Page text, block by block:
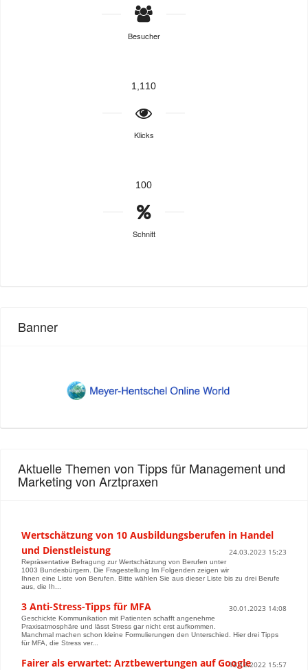
Besucher
1,110
Klicks
100
Schnitt
Banner
Aktuelle Themen von Tipps für Management und
Marketing von Arztpraxen
Wertschätzung von 10 Ausbildungsberufen in Handel
und Dienstleistung
24.03.2023 15:23
Repräsentative Befragung zur Wertschätzung von Berufen unter
1003 Bundesbürgern. Die Fragestellung Im Folgenden zeigen wir
Ihnen eine Liste von Berufen. Bitte wählen Sie aus dieser Liste bis zu drei Berufe
aus, die Ih...
3 Anti-Stress-Tipps für MFA 30.01.2023 14:08
Geschickte Kommunikation mit Patienten schafft angenehme
Praxisatmosphäre und lässt Stress gar nicht erst aufkommen.
Manchmal machen schon kleine Formulierungen den Unterschied. Hier drei Tipps
für MFA, die Stress ver...
Fairer als erwartet: Arztbewertungen auf Google15.12.2022 15:57